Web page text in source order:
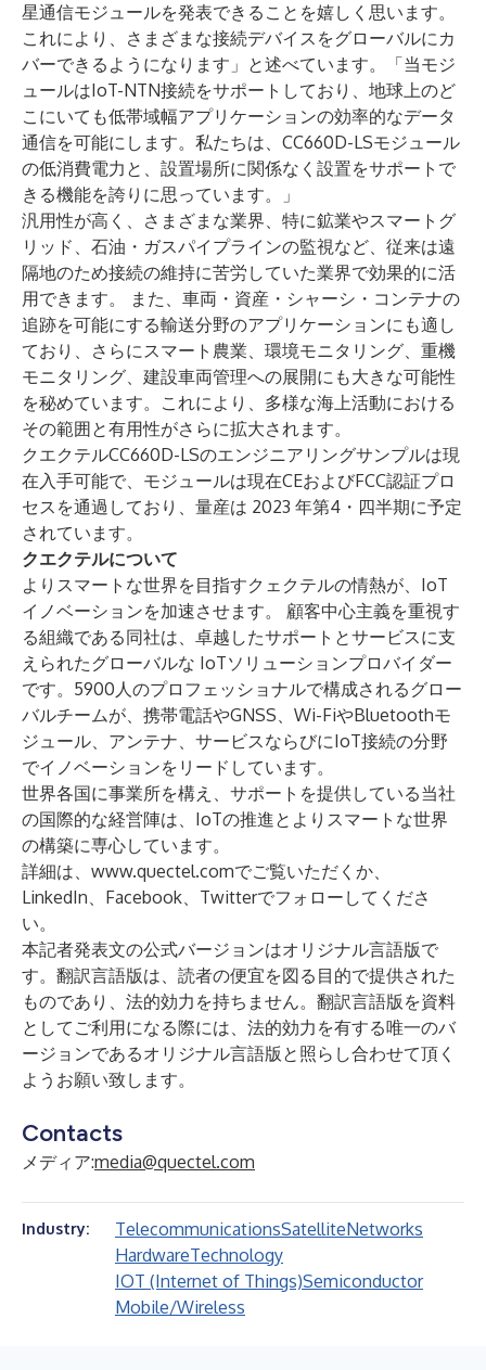
星通信モジュールを発表できることを嬉しく思います。
これにより、さまざまな接続デバイスをグローバルにカ
バーできるようになります」と述べています。「当モジ
ュールはIoT-NTN接続をサポートしており、地球上のど
こにいても低帯域幅アプリケーションの効率的なデータ
通信を可能にします。私たちは、CC660D-LSモジュール
の低消費電力と、設置場所に関係なく設置をサポートで
きる機能を誇りに思っています。」
汎用性が高く、さまざまな業界、特に鉱業やスマートグ
リッド、石油・ガスパイプラインの監視など、従来は遠
隔地のため接続の維持に苦労していた業界で効果的に活
用できます。 また、車両・資産・シャーシ・コンテナの
追跡を可能にする輸送分野のアプリケーションにも適し
ており、さらにスマート農業、環境モニタリング、重機
モニタリング、建設車両管理への展開にも大きな可能性
を秘めています。これにより、多様な海上活動における
その範囲と有用性がさらに拡大されます。
クエクテルCC660D-LSのエンジニアリングサンプルは現
在入手可能で、モジュールは現在CEおよびFCC認証プロ
セスを通過しており、量産は 2023 年第4・四半期に予定
されています。
クエクテルについて
よりスマートな世界を目指すクェクテルの情熱が、IoT
イノベーションを加速させます。 顧客中心主義を重視す
る組織である同社は、卓越したサポートとサービスに支
えられたグローバルな IoTソリューションプロバイダー
です。5900人のプロフェッショナルで構成されるグロー
バルチームが、 携帯電話やGNSS、 Wi-FiやBluetoothモ
ジュール、 アンテナ、サービスならびにIoT接続の分野
でイノベーションをリードしています。
世界各国に事業所を構え、サポートを提供している当社
の国際的な経営陣は、IoTの推進とよりスマートな世界
の構築に専心しています。
詳細は、 www.quectel.comでご覧いただくか、
LinkedIn、 Facebook、 Twitterでフォローしてくださ
い。
本記者発表文の公式バージョンはオリジナル言語版で
す。翻訳言語版は、読者の便宜を図る目的で提供された
ものであり、法的効力を持ちません。翻訳言語版を資料
としてご利用になる際には、法的効力を有する唯一のバ
ージョンであるオリジナル言語版と照らし合わせて頂く
ようお願い致します。
Contacts
メディア:media@quectel.com
Industry: TelecommunicationsSatelliteNetworks
HardwareTechnology
IOT (Internet of Things)Semiconductor
Mobile/Wireless